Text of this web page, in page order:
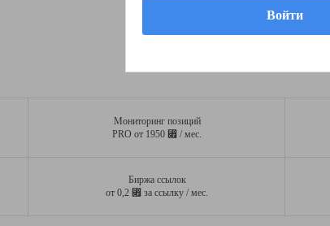
Мониторинг позиций
PRO от 1950 ⃏ / мес.
Биржа ссылок
от 0,2 ⃏ за ссылку / мес.